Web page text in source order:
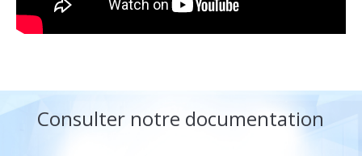
Consulter notre documentation